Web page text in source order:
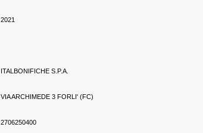
2021
ITALBONIFICHE S.P.A.
VIA ARCHIMEDE 3 FORLI' (FC)
2706250400